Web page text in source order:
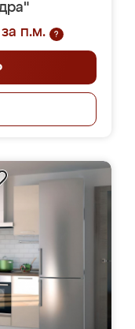
п.м.
?